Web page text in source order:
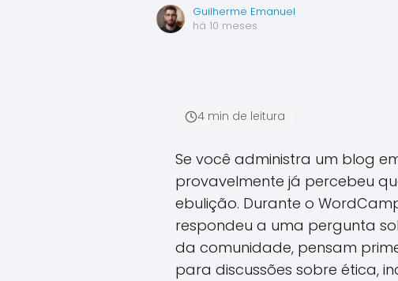
Guilherme Emanuel
há 10 meses
4 min de leitura
Se você administra um blog
provavelmente já percebeu
ebulição. Durante o
respondeu a uma pergunta
da comunidade, pensam
para discussões sobre ética,